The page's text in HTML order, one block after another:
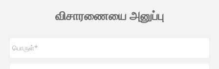
விசாரணையை அனுப்பு